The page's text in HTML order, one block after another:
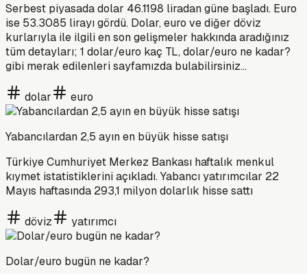
Serbest piyasada dolar 46.1198 liradan güne başladı. Euro
ise 53.3085 lirayı gördü. Dolar, euro ve diğer döviz
kurlarıyla ile ilgili en son gelişmeler hakkında aradığınız
tüm detayları; 1 dolar/euro kaç TL, dolar/euro ne kadar?
gibi merak edilenleri sayfamızda bulabilirsiniz...
dolar euro
Yabancılardan 2,5 ayın en büyük hisse satışı
Türkiye Cumhuriyet Merkez Bankası haftalık menkul
kıymet istatistiklerini açıkladı. Yabancı yatırımcılar 22
Mayıs haftasında 293,1 milyon dolarlık hisse sattı
döviz yatırımcı
Dolar/euro bugün ne kadar?